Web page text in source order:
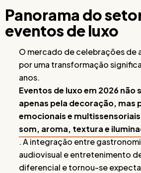
Panorama do
eventos de luxo
O mercado de celebrações de
por uma transformação
anos.
Eventos de luxo em 2026 não
apenas pela decoração, mas
emocionais e
som, aroma, textura e
. A integração entre
audiovisual e entretenimento
diferencial e tornou-se